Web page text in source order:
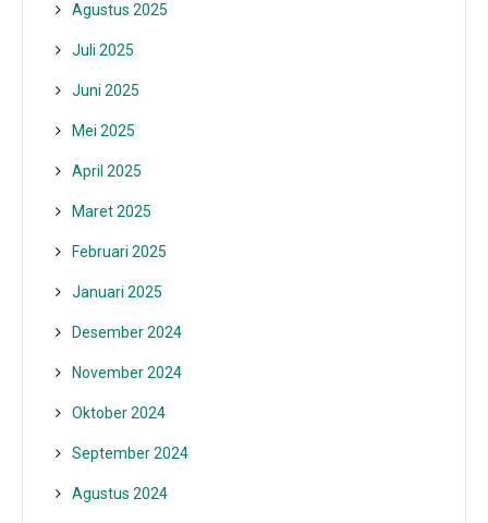
Agustus 2025
Juli 2025
Juni 2025
Mei 2025
April 2025
Maret 2025
Februari 2025
Januari 2025
Desember 2024
November 2024
Oktober 2024
September 2024
Agustus 2024